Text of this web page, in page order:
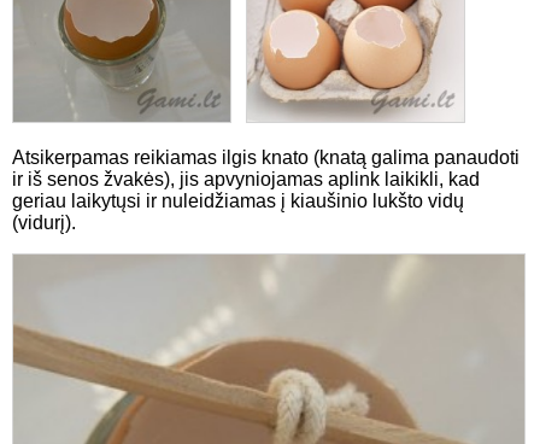
Atsikerpamas reikiamas ilgis knato (knatą galima panaudoti
ir iš senos žvakės), jis apvyniojamas aplink laikikli, kad
geriau laikytųsi ir nuleidžiamas į kiaušinio lukšto vidų
(vidurį).